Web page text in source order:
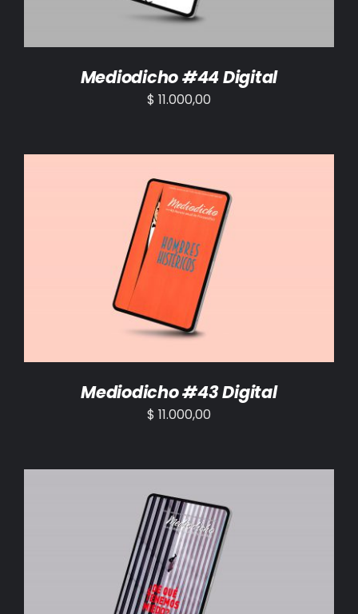
Mediodicho #44 Digital
$ 11.000,00
AÑADIR AL CARRITO /
Mediodicho #43 Digital
$ 11.000,00
AÑADIR AL CARRITO /